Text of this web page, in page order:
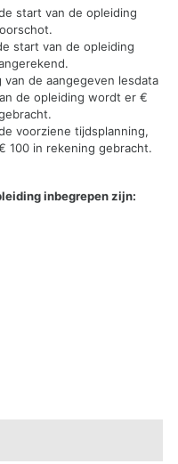
start van de opleiding
start van de opleiding
de aangegeven lesdata
de opleiding wordt er €
voorziene tijdsplanning,
100 in rekening gebracht.
inbegrepen zijn: